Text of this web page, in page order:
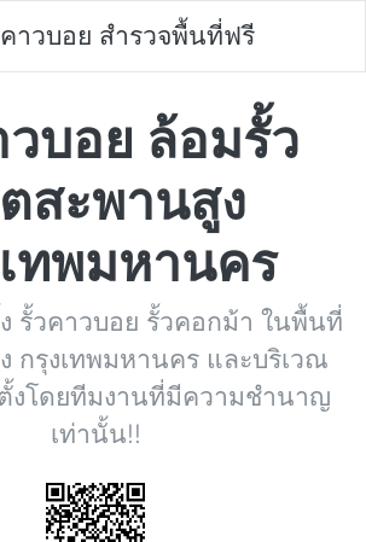
าวบอย สำรวจพื้นที่ฟรี
บอย ล้อมรั้ว
สะพานสูง
ทพมหานคร
รั้วคาวบอย รั้วคอกม้า ในพื้นที่
กรุงเทพมหานคร และบริเวณ
งโดยทีมงานที่มีความชำนาญ
เท่านั้น!!